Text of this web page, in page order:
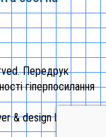
Передрук
гіперпосилання
& design by "1st"